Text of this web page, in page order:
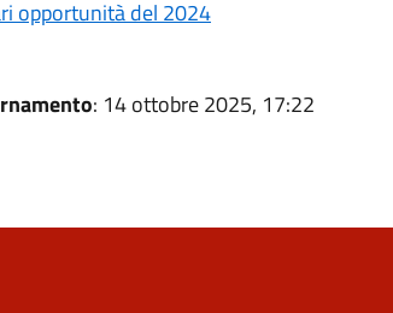
opportunità del 2024
: 14 ottobre 2025, 17:22